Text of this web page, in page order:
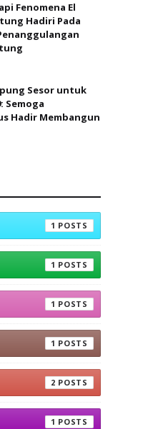
Fenomena El
Hadiri Pada
Sesor untuk
Semoga
Hadir Membangun
1
1
1
1
2
1